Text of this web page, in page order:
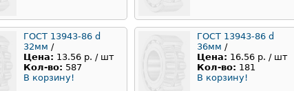
ГОСТ 13943-86 d
32мм /
Цена: 13.56 р. / шт
Кол-во: 587
В корзину!
ГОСТ 13943-86 d
36мм /
Цена: 16.56 р. / шт
Кол-во: 181
В корзину!